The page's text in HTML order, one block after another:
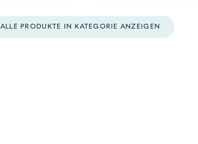
ALLE PRODUKTE IN KATEGORIE ANZEIGEN